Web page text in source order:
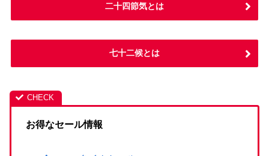
二十四節気とは
七十二候とは
お得なセール情報